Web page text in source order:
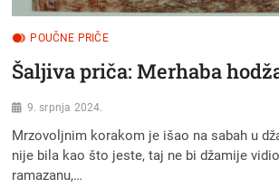
POUČNE PRIČE
Šaljiva priča: Merhaba
9. srpnja 2024.
Mrzovoljnim korakom je išao na sabah u
nije bila kao što jeste, taj ne bi džamije
ramazanu,…